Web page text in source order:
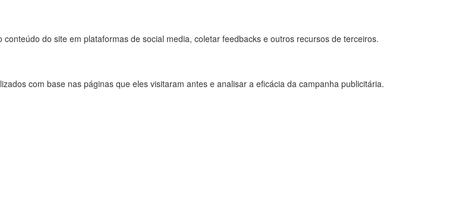
do site em plataformas de social media, coletar feedbacks e outros recursos de terceiros.
com base nas páginas que eles visitaram antes e analisar a eficácia da campanha publicitária.